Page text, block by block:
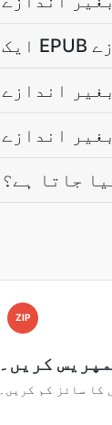
جاتا ہے؟
ZIP
کریں۔
کا سائز کم کریں۔